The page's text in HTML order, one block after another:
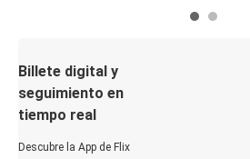
Billete digital y
seguimiento en
tiempo real
Descubre la App de Flix